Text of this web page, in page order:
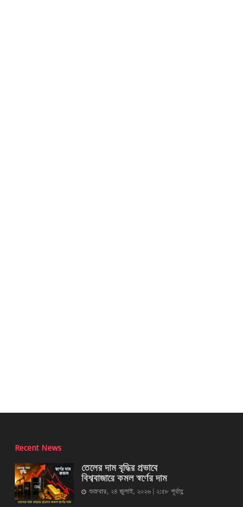
Recent News
তেলের দাম বৃদ্ধির প্রভাবে
বিশ্ববাজারে কমল স্বর্ণের দাম
শুক্রবার, ২৪ জুলাই, ২০২৬ | ২:৫৮ পূর্বাহ্ণ